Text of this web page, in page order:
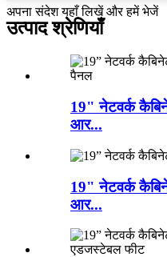
अपना संदेश यहाँ लिखें और हमें भेजें
उत्पाद श्रेणियाँ
19" नेटवर्क
आर...
19" नेटवर्क
आर...